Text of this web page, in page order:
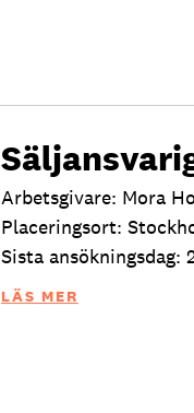
Arbetsgivare: Mora
Placeringsort:
Sista ansökningsdag:
LÄS MER